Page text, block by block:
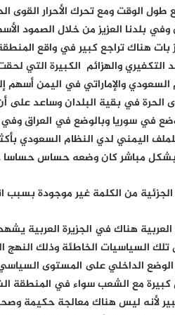
طول الوقت ومع تحرك الأحرار
وفي بلدنا العزيز من خلال الصمود
بات هناك تراجع كبير في واقع
التكفيري والهزائم الكبيرة التي
السعودي والإماراتي في اليمن
الحرة في بقية البلدان وساعد على
في سوريا وبالوضع في العراق وفي
اليمني لدي النظام السعودي
مباشر كان وضعه حساس حساسا
من الكلمة غير موجودة بسبب
للنظام السعودي والموالية للنظام السعودي تعتبر الإسماعيلية بأنهم من الكفار وأنه يجب القضاء عليهم وهكذا هناك أيضا حتى داخل التيار الوهابي فيما يسمي بتيار الصحوة هناك أيضا استهداف وهناك أزمات مع الشعب بشكل عام مشاكل عامة السياسية الخاطئة التي انتهجها في المنطقة انتهجها أيضا مع شعبه النظام السعودي هو على نفس الوتيرة مع الشعب السعودية يتعامل بقمع واستبداد كبير جدا واستهداف اعتقالات لابسط الامور أحكام بالاعدام لمجرد التظاهر لمجرد التظاهر احكام بالاعداد وحتى احيانا احكام بالاعداد على مجرد التعبير عن الراي واكثر من ذلك هناك توجه لاستهداف مناطق باكملها واحيانا بعض كذلك بعض التوجهات باتت مستهدفة بشكل كبير في المملكة اليوم الاعتقالات التي شهدناها شهدتها المملكة هذه الايام وشاهدها العالم و المناطق العربية سمعت بها كذلك اعتقالات واسعة وهناك احتقان كبير وهناك أيضا نشاط لمواجهة هذه الحالة من الاستبداد والقمع والتضييق والاضطهاد والاستعباد للشعب هناك نشاط بالاضافة للاحتقان الكبير الذي شمل تيارات واسعة في المملكة لكن هناك انشطة من بينها النشاط الذي يتداعى له الكثير فيما يخص الخامس من سبتمبر طبعا نحن هناك نؤكد تضامننا مع الشعب في المملكة العربية التضامن الكامل مع كل الفئات المضطهده هناك والشعب بكله هناك مضطهد أيضا نشجع على كل هذه الانشطة ولما هو اكثر منها نحن نؤكد انه لا خلاص للشعب في المملكة ولا خلاص للمنطقة بكلها الا بتحرك فاعل يضغط على هذا النظام بتغيير سياسياته الخاطئة ونهجه الخاطئ الذي هو كذلك نهج عدائي وسياسية عدائية تجاه الجميع يريد ان يرفع عصاه على الجميع ان يسكت الجميع بالقوة ان يسيطر على الجميع بالقوة ان يتعامل مع الجميع بالغة القوة وبالغة العداء وبلغة السيطرة وبلغة الاستحواذ وبطريقة الاستعباد حتى ما يحدث اليوم مع قطر هو اراد ان يستخدم نفس الاسلوب مع قطر التركيع والاخضاع المطلق بالعصا بالقوة وهذا ما لم يقبل به القطريون و استاؤ منه جدا والنظام في قطر كان مستاء من ان يتعامل معه وكانه ليس بدولة مستقلة وليس بكيان مستقل وكانه ليس الا مجرد تابع له لا يتحرك أي تحرك الا باذنه وبدون احترام حتى بدون احترام هذا النهج الذي يعتمد على تركيع الاخرين بالسطوة والقوة وعلى الاستعلاء وعلى التكبر وعلى الغطرسة كان عامل كبير في مشاكل المنطقة بكلها ومع كل هذا الفشل للنظام السعودي ومعه النظام الإماراتي الذي هو مازوم اليوم في وضعه الاقتصادي وهناك احتقان في داخل كيانه على المستوى السياسي وتازم وهو بالتاكيد مقبل على مشاكل كثيرة لان هذا النهج الذي ينهجونه وهو نهج عدواني اجرامي اشكالي ومسار غير طبيعي ابدا لن يوصلهم هم الا المشاكل وسيشربون من الكاس نفسه الذي حاولوا ان يذيقوا مرارته الاخرين هم بانفسهم سيشربونه ولربما هم سيختنقون منه ويموتون منه النظام السعودي مع كل هذه المشاكل التي وصلت إلى وضعه الداخلي على المستوى السياسي وعلى المستوى الاقتصادي هو مازوم جدا ودفع ضريبة باهضة وثم رهيب للأمريكي بعدان جاء ترامب عاد ومعه معظم اموال المملكة وتحول اليه معضم ما تمكله من النقود اعني اعطوه الكثير الكثير واخذ الكثير ولا يزال يريد الكثير لانه يتعامل باستغلال معهم وهم يتعاملون معه بسخاء كبير في مقابل استغلاله الكبير سخاهم الكبير حماقة عجيبة جدا وصفقات غريبة حتى للوضع الداخلي في المملكة يبدو انه ان النظام هناك وبالذات بن سلمان دخل في صفقات كبيرة مع الأمريكي تخص حتى وضعه الداخلية في المملكة النظام السعودي مع كل فشله الكبير في المنطقة هزيمة ساحقة في العراق هزيمة كبيرة جدا وصفعه كبيرة جدا في سوريا هزيمة كبيرة جدا في لبنان كل هذا التراجع في العراق للمد التكفيري و في لبنان وفي سوريا يعتبر هزيمة مسجلة يسجلها التاريخ وشهدتها المنطقة وهزيمة كبيرة في مقابل ما قد بذله النظام السعودية وما قد قدمه النظام السعودية من اموال ومن جهود ومن عمل وتحرك على كل المستويات هزم هزم وتراجع وهزائم كبيرة جدا ولكنه لم يتعقل كما يبدو لم يراجع حساباته ويصحح مساره ليتعامل على النحو الذي يجعل